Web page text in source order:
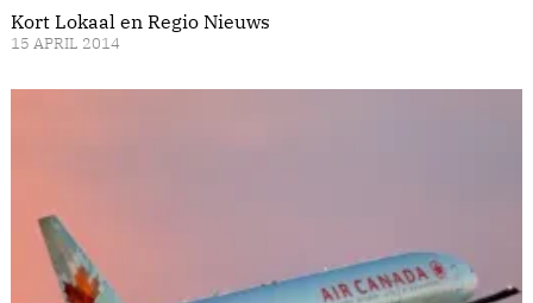
Kort Lokaal en Regio Nieuws
15 APRIL 2014